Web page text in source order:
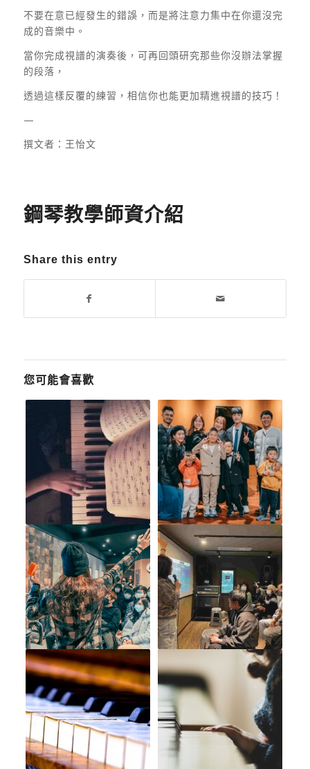
不要在意已經發生的錯誤，而是將注意力集中在你還沒完
成的音樂中。
當你完成視譜的演奏後，可再回頭研究那些你沒辦法掌握
的段落，
透過這樣反覆的練習，相信你也能更加精進視譜的技巧！
—
撰文者：王怡文
鋼琴教學師資介紹
Share this entry
您可能會喜歡